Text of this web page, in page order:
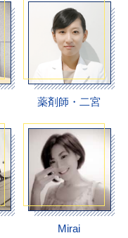
薬剤師・二宮
Mirai